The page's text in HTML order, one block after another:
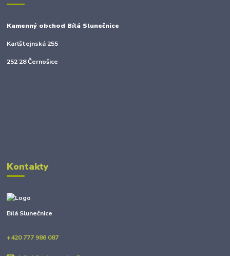
Kamenný obchod Bílá Slunečnice
Karlštejnská 255
252 28 Černošice
Kontakty
Bílá Slunečnice
+420 777 986 087